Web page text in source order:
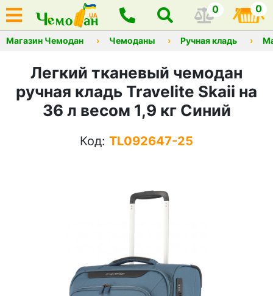
0 0
Магазин Чемодан Чемоданы Ручная кладь
Легкий тканевый чемодан
ручная кладь Travelite Skaii на
36 л весом 1,9 кг Синий
Код: TL092647-25